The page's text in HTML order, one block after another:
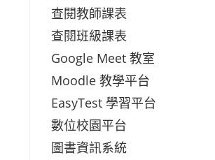
查閱教師課表
查閱班級課表
Google Meet 教室
Moodle 教學平台
EasyTest 學習平台
數位校園平台
圖書資訊系統